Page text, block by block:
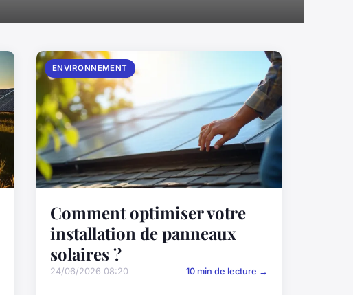
ENVIRONNEMENT
Comment optimiser votre
installation de panneaux
solaires ?
24/06/2026 08:20 10 min de lecture →